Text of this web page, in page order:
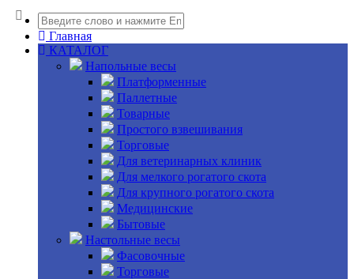
Главная
КАТАЛОГ
Напольные весы
Платформенные
Паллетные
Товарные
Простого взвешивания
Торговые
Для ветеринарных клиник
Для мелкого рогатого скота
Для крупного рогатого скота
Медицинские
Бытовые
Настольные весы
Фасовочные
Торговые